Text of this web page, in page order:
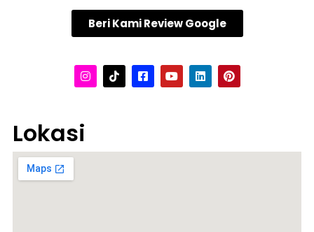
Beri Kami Review Google
Lokasi